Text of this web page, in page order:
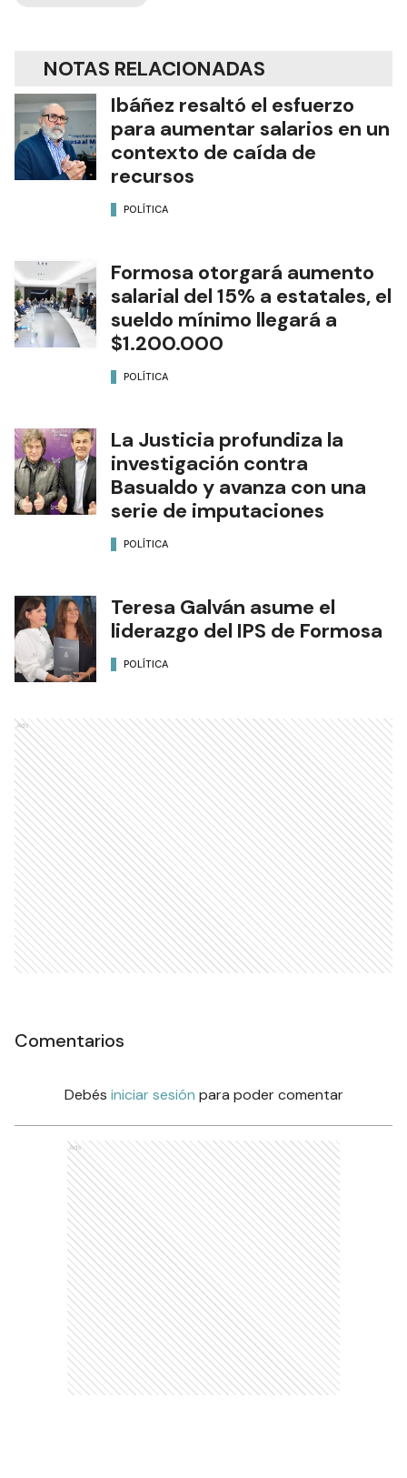
NOTAS RELACIONADAS
Ibáñez resaltó el esfuerzo
para aumentar salarios en un
contexto de caída de
recursos
POLÍTICA
Formosa otorgará aumento
salarial del 15% a estatales, el
sueldo mínimo llegará a
$1.200.000
POLÍTICA
La Justicia profundiza la
investigación contra
Basualdo y avanza con una
serie de imputaciones
POLÍTICA
Teresa Galván asume el
liderazgo del IPS de Formosa
POLÍTICA
Ads
Comentarios
Debés iniciar sesión para poder comentar
Ads